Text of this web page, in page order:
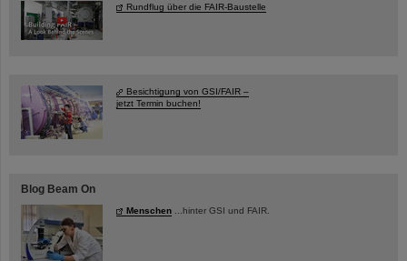
Rundflug über die FAIR-Baustelle
Besichtigung von GSI/FAIR –
jetzt Termin buchen!
Blog Beam On
Menschen ...hinter GSI und FAIR.